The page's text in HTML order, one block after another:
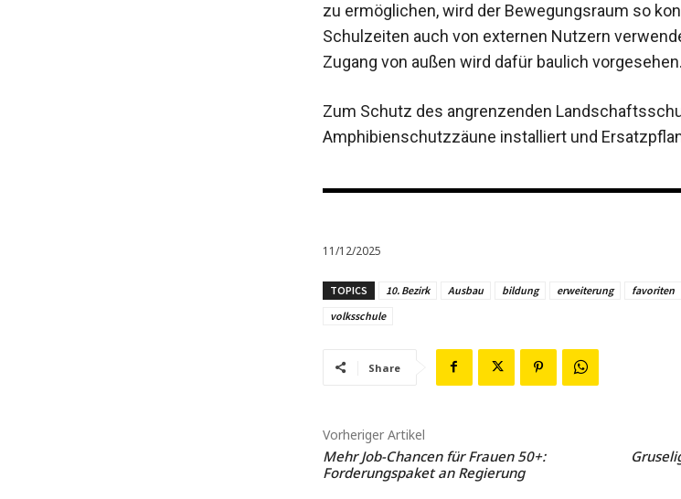
zu ermöglichen, wird der Bewegungsraum so
Schulzeiten auch von externen Nutzern
Zugang von außen wird dafür baulich vorgesehen.
Zum Schutz des angrenzenden
Amphibienschutzzäune installiert und
11/12/2025
TOPICS 10. Bezirk Ausbau bildung erweiterung favoriten
volksschule
Share
Vorheriger Artikel
Mehr Job-Chancen für Frauen 50+:
Forderungspaket an Regierung